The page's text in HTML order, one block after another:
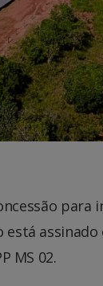
para
MS 02.